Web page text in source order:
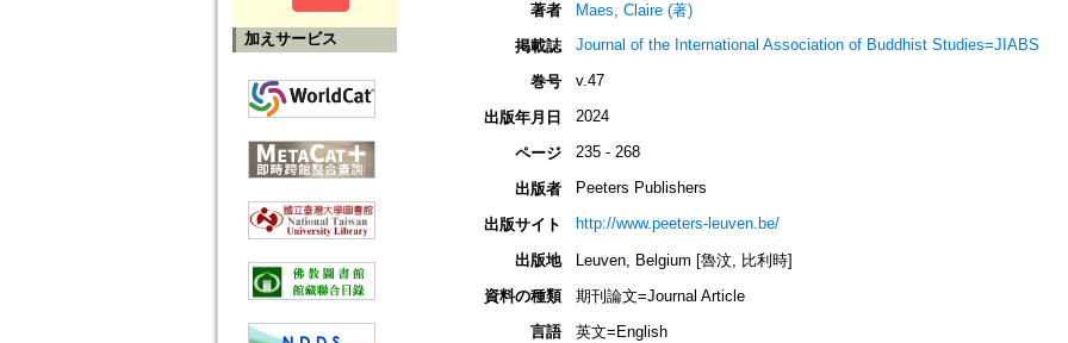
加えサービス
著者
Maes, Claire (著)
掲載誌
Journal of the International Association of Buddhist Studies=JIABS
巻号 v.47
出版年月日 2024
ページ 235 - 268
出版者 Peeters Publishers
出版サイト http://www.peeters-leuven.be/
出版地
Leuven, Belgium [魯汶, 比利時]
資料の種類
期刊論文=Journal Article
言語
英文=English